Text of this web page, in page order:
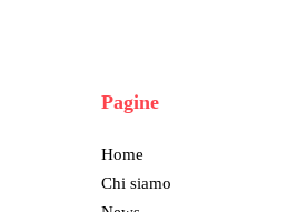
Pagine
Home
Chi siamo